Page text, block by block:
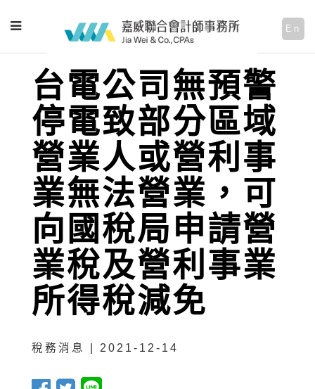
En
台電公司無預警
停電致部分區域
營業人或營利事
業無法營業，可
向國稅局申請營
業稅及營利事業
所得稅減免
稅務消息 | 2021-12-14